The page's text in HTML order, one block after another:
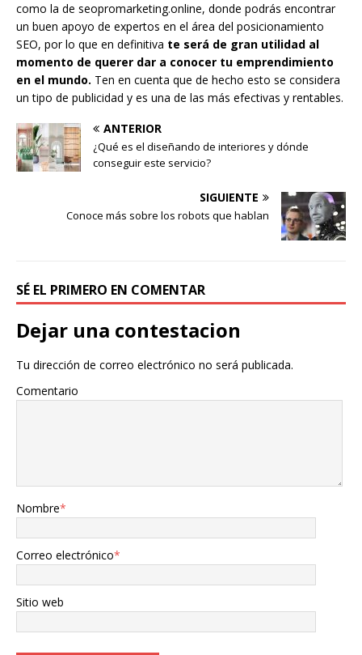
como la de seopromarketing.online, donde podrás encontrar
un buen apoyo de expertos en el área del posicionamiento
SEO, por lo que en definitiva te será de gran utilidad al
momento de querer dar a conocer tu emprendimiento
en el mundo. Ten en cuenta que de hecho esto se considera
un tipo de publicidad y es una de las más efectivas y rentables.
ANTERIOR
¿Qué es el diseñando de interiores y dónde
conseguir este servicio?
SIGUIENTE
Conoce más sobre los robots que hablan
SÉ EL PRIMERO EN COMENTAR
Dejar una contestacion
Tu dirección de correo electrónico no será publicada.
Comentario
Nombre*
Correo electrónico*
Sitio web